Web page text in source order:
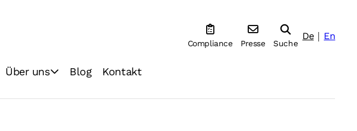
Compliance Presse Suche
De En
Über uns
Vision & Mission
Blog Kontakt